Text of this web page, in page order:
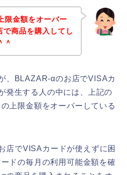
限金額をオーバー
商品を購入してし
＾
、BLAZAR-αのお店でVISAカ
発生する人の中には、上記の
上限金額をオーバーしている
店でVISAカードが使えずに困
ドの毎月の利用可能金額を確